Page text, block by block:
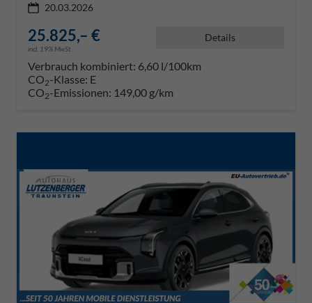
20.03.2026
25.825,– €
incl. 19% MwSt.
Details
Verbrauch kombiniert: 6,60 l/100km
CO2-Klasse: E
CO2-Emissionen: 149,00 g/km